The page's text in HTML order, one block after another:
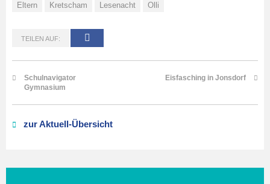
Eltern Kretscham Lesenacht Olli
TEILEN AUF:
Schulnavigator
Gymnasium
Eisfasching in Jonsdorf
zur Aktuell-Übersicht